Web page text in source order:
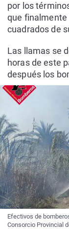
por los
que
cuadrados de
Las llamas se
horas de este
después los
Efectivos de
Consorcio Provincial